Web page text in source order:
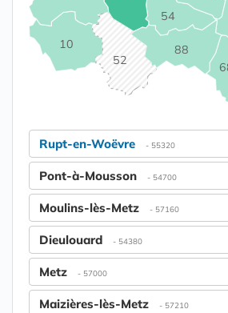
10
52
54
88
Rupt-en-Woëvre - 55320
Pont-à-Mousson - 54700
Moulins-lès-Metz - 57160
Dieulouard - 54380
Metz - 57000
Maizières-lès-Metz - 57210